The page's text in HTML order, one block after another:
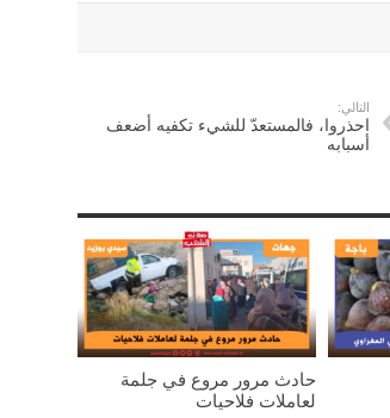
التالي:
احذروا، فالمستعدّ للشيء تكفيه أضعف
أسبابه
حادث مرور مروع في جلمة
لعاملات فلاحيات